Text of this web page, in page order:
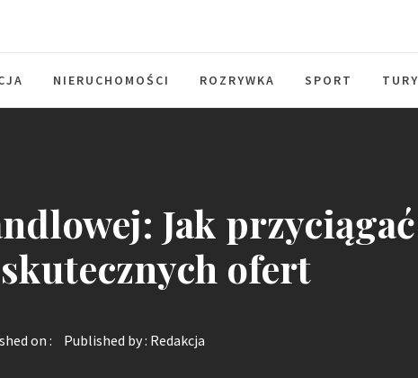
NIERUCHOMOŚCI ROZRYWKA SPORT
Jak
ofert
on : Published by : Redakcja